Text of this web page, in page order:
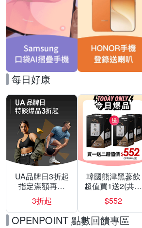
每日好康
UA品牌日3折起
指定滿額再折
200
3折起
韓國熊津黑蔘飲
超值買1送2(共24
入組)
$552
OPENPOINT 點數回饋專區